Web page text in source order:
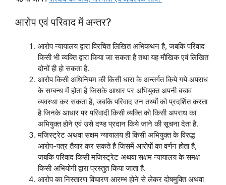
आरोप एवं परिवाद में अन्तर?
आरोप न्यायालय द्वारा विरचित लिखित अभिकथन है, जबकि परिवाद
किसी भी व्यक्ति द्वारा किया जा सकता है तथा यह मौखिक एवं लिखित
दोनों ही हो सकता है.
आरोप किसी अधिनियम की किसी धारा के अन्तर्गत किये गये अपराध
के सम्बन्ध में होता है जिसके आधार पर अभियुक्त अपनी बचाव
व्यवस्था कर सकता है, जबकि परिवाद उन तथ्यों को प्रदर्शित करता
है जिनके आधार पर परिवादी किसी व्यक्ति को किसी अपराध का
अभियुक्त होने एवं उसे दण्ड प्रदान किये जाने की सूचना देता है.
मजिस्ट्रेट अथवा सक्षम न्यायालय ही किसी अभियुक्त के विरुद्ध
आरोप-पत्र तैयार कर सकते है जिसमें आरोपों का वर्णन होता है,
जबकि परिवाद किसी मजिस्ट्रेट अथवा सक्षम न्यायालय के समक्ष
किसी अभियोगी द्वारा प्रस्तुत किया जाता है.
आरोप का निस्तारण विचारण आरम्भ होने से लेकर दोषमुक्ति अथवा